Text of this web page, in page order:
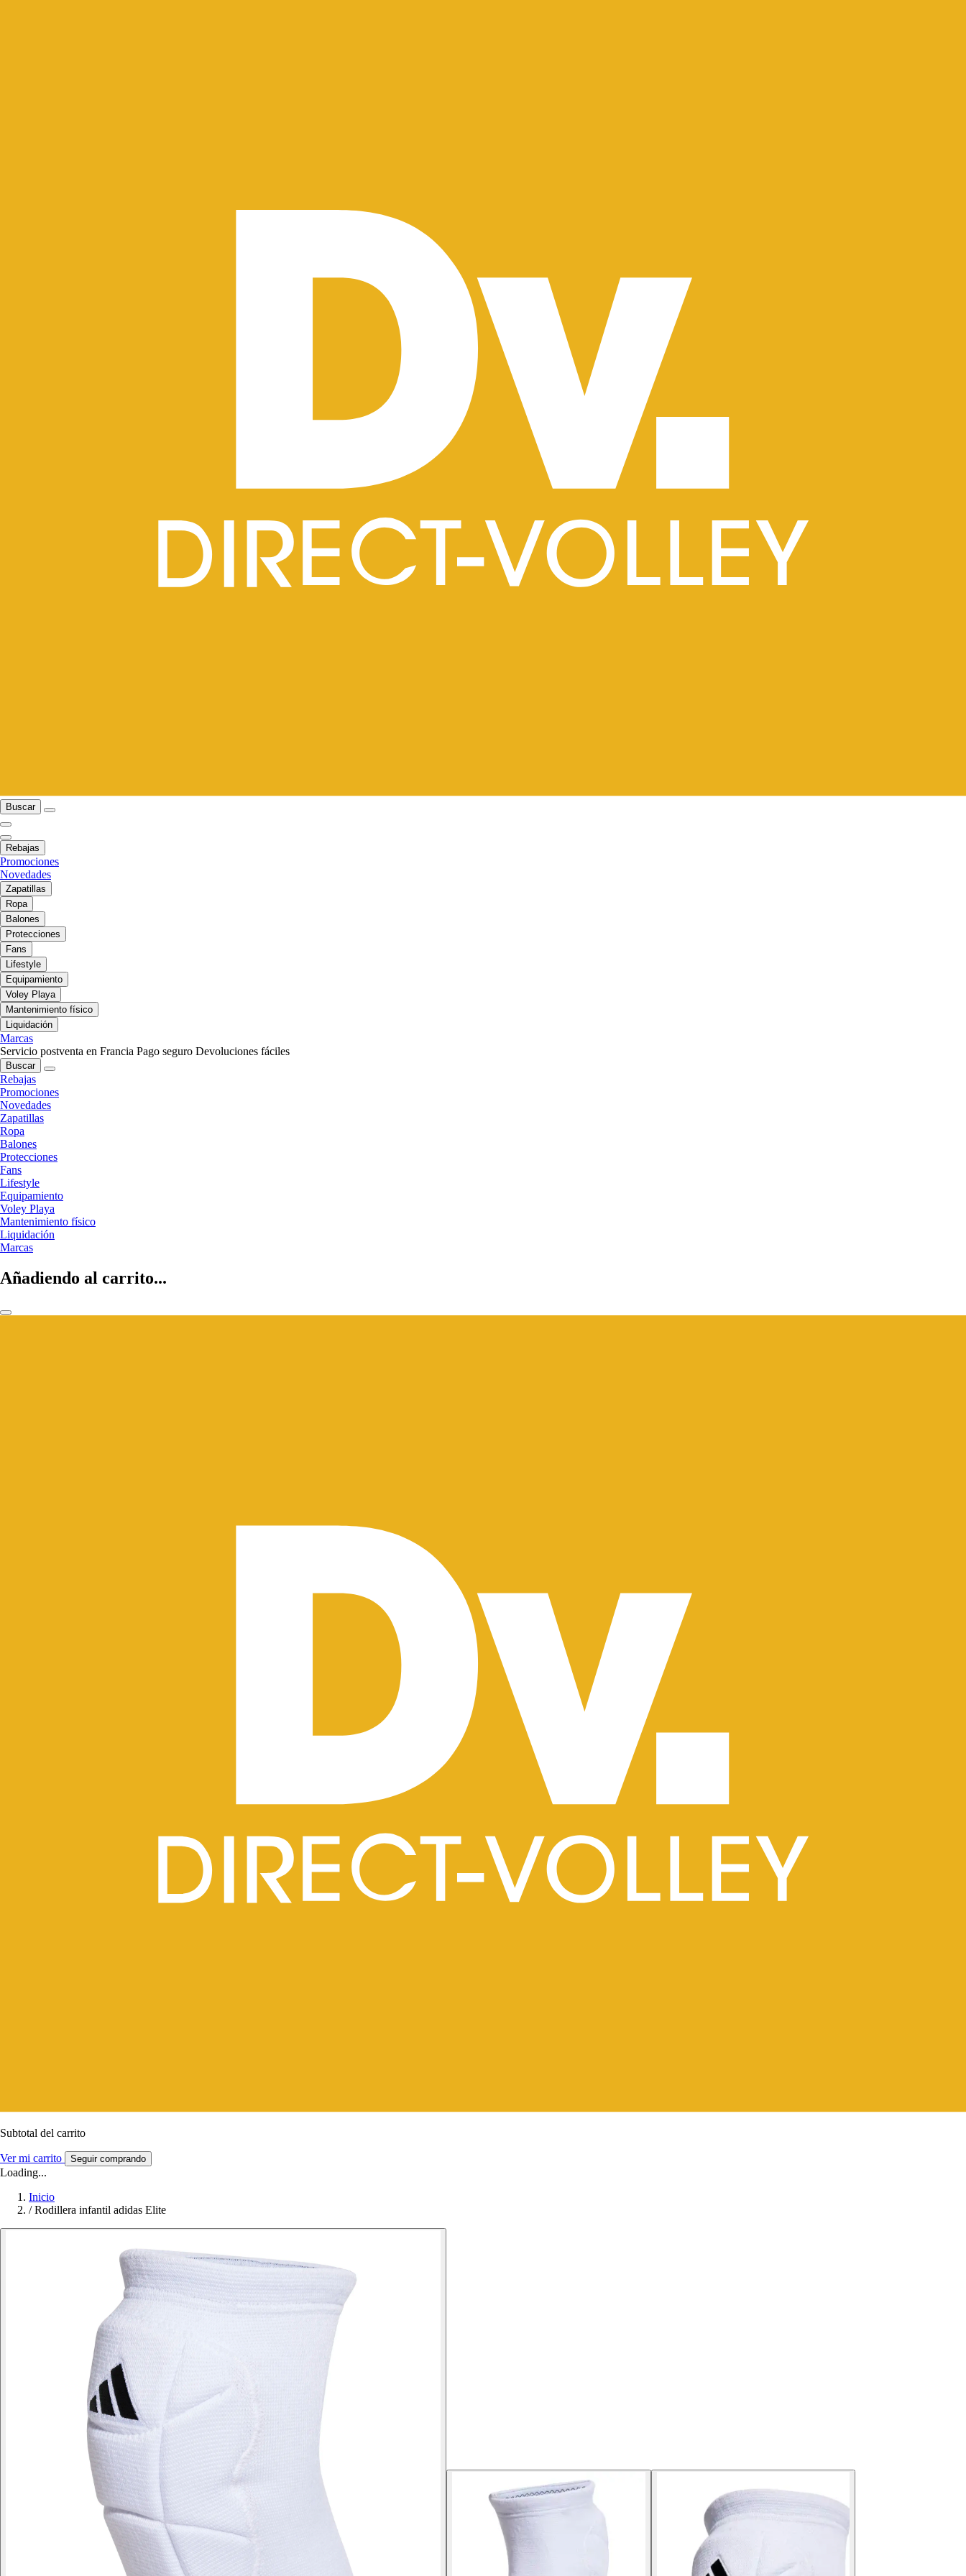
Buscar
Rebajas
Promociones
Novedades
Zapatillas
Ropa
Balones
Protecciones
Fans
Lifestyle
Equipamiento
Voley Playa
Mantenimiento físico
Liquidación
Marcas
Servicio postventa en Francia Pago seguro Devoluciones fáciles
Buscar
Rebajas
Promociones
Novedades
Zapatillas
Ropa
Balones
Protecciones
Fans
Lifestyle
Equipamiento
Voley Playa
Mantenimiento físico
Liquidación
Marcas
Añadiendo al carrito...
Subtotal del carrito
Ver mi carrito Seguir comprando
Loading...
Inicio
/ Rodillera infantil adidas Elite